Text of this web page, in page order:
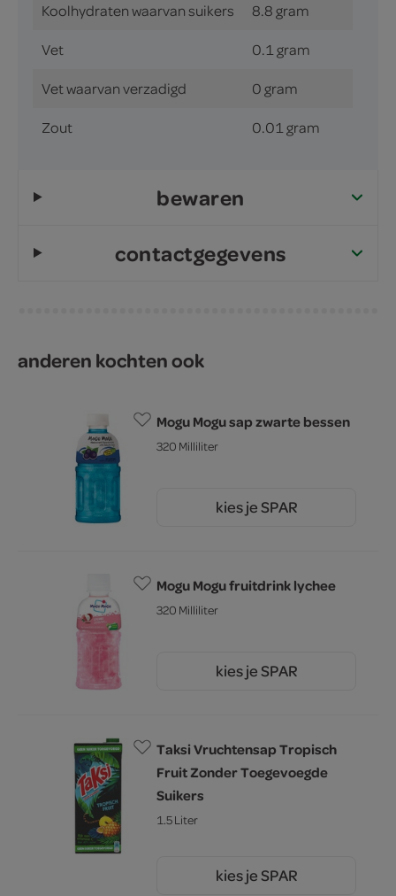
Koolhydraten waarvan suikers 8.8 gram
Vet 0.1 gram
Vet waarvan verzadigd 0 gram
Zout 0.01 gram
bewaren
contactgegevens
anderen kochten ook
Mogu Mogu sap zwarte bessen
320 Milliliter
kies je SPAR
Mogu Mogu fruitdrink lychee
320 Milliliter
kies je SPAR
Taksi Vruchtensap Tropisch
Fruit Zonder Toegevoegde
Suikers
1.5 Liter
kies je SPAR